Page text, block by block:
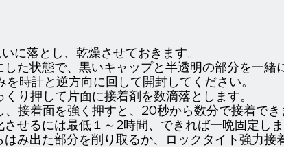
に落とし、乾燥させておきます。
した状態で、黒いキャップと半透明の部分を一
を時計と逆方向に回して開封してください。
り押して片面に接着剤を数滴落とします。
接着面を強く押すと、20秒から数分で接着でき
せるには最低１～2時間、できれば一晩固定しま
み出た部分を削り取るか、ロックタイト強力